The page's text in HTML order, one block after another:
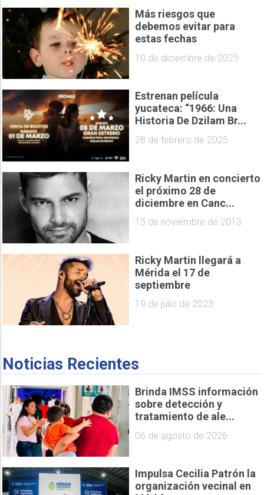
Más riesgos que
debemos evitar para
estas fechas
10 de diciembre de 2025
Estrenan película
yucateca: “1966: Una
Historia De Dzilam Br...
28 de febrero de 2025
Ricky Martin en concierto
el próximo 28 de
diciembre en Canc...
15 de noviembre de 2013
Ricky Martin llegará a
Mérida el 17 de
septiembre
19 de julio de 2023
Noticias Recientes
Brinda IMSS información
sobre detección y
tratamiento de ale...
06 de agosto de 2026
Impulsa Cecilia Patrón la
organización vecinal en